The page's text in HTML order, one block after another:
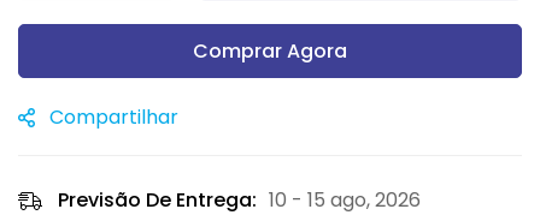
Comprar Agora
Compartilhar
Previsão De Entrega: 10 - 15 ago, 2026